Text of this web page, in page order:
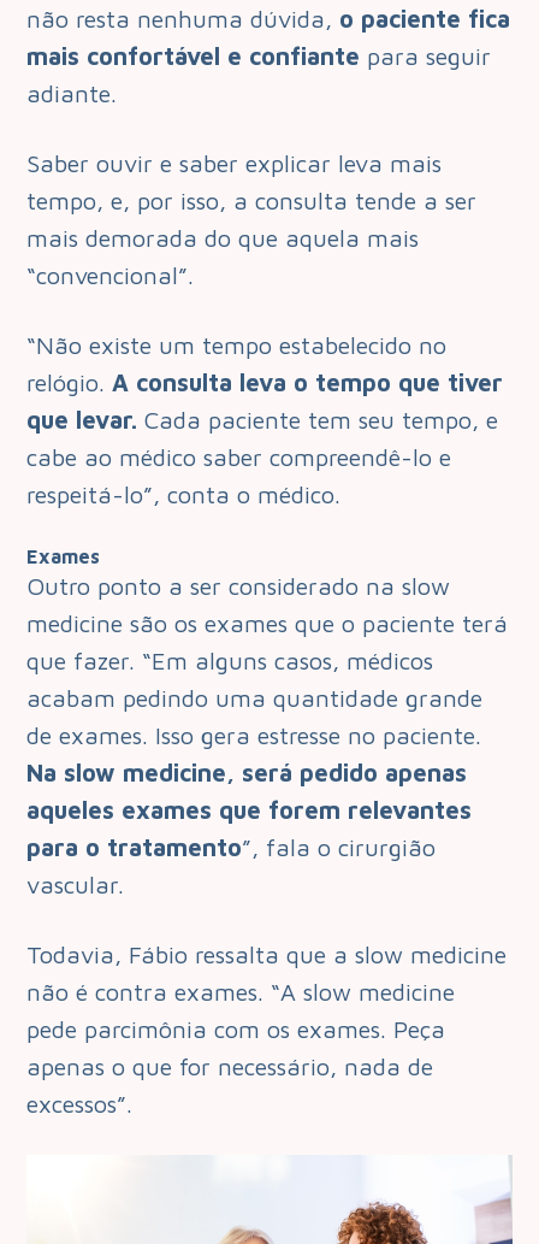
não resta nenhuma dúvida, o paciente fica
mais confortável e confiante para seguir
adiante.
Saber ouvir e saber explicar leva mais
tempo, e, por isso, a consulta tende a ser
mais demorada do que aquela mais
“convencional”.
“Não existe um tempo estabelecido no
relógio.A consulta leva o tempo que tiver
que levar.Cada paciente tem seu tempo, e
cabe ao médico saber compreendê-lo e
respeitá-lo”, conta o médico.
Exames
Outro ponto a ser considerado na slow
medicine são os exames que o paciente terá
que fazer. “Em alguns casos, médicos
acabam pedindo uma quantidade grande
de exames. Isso gera estresse no paciente.
Na slow medicine, será pedido apenas
aqueles exames que forem relevantes
para o tratamento”, fala o cirurgião
vascular.
Todavia, Fábio ressalta que a slow medicine
não é contra exames. “A slow medicine
pede parcimônia com os exames. Peça
apenas o que for necessário, nada de
excessos”.